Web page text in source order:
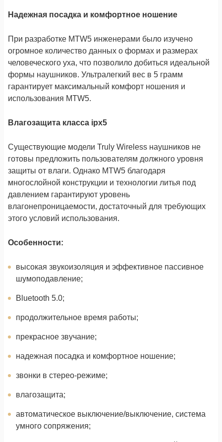
Надежная посадка и комфортное ношение
При разработке MTW5 инженерами было изучено
огромное количество данных о формах и размерах
человеческого уха, что позволило добиться идеальной
формы наушников. Ультралегкий вес в 5 грамм
гарантирует максимальный комфорт ношения и
использования MTW5.
Влагозащита класса ipx5
Существующие модели Truly Wireless наушников не
готовы предложить пользователям должного уровня
защиты от влаги. Однако MTW5 благодаря
многослойной конструкции и технологии литья под
давлением гарантируют уровень
влагонепроницаемости, достаточный для требующих
этого условий использования.
Особенности:
высокая звукоизоляция и эффективное пассивное
шумоподавление;
Bluetooth 5.0;
продолжительное время работы;
прекрасное звучание;
надежная посадка и комфортное ношение;
звонки в стерео-режиме;
влагозащита;
автоматическое выключение/выключение, система
умного сопряжения;